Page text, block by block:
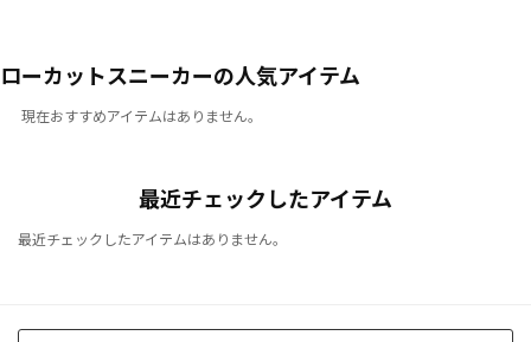
ローカットスニーカーの人気アイテム
現在おすすめアイテムはありません。
最近チェックしたアイテム
最近チェックしたアイテムはありません。